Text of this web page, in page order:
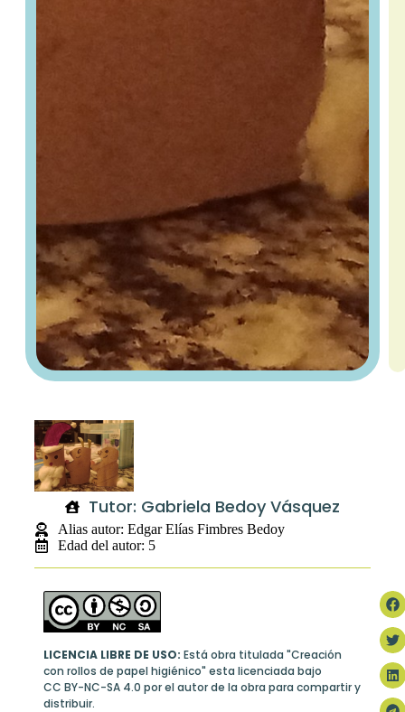
Tutor: Gabriela Bedoy Vásquez
Alias autor: Edgar Elías Fimbres Bedoy
Edad del autor: 5
LICENCIA LIBRE DE USO: Está obra titulada "Creación
con rollos de papel higiénico" esta licenciada bajo
CC BY-NC-SA 4.0 por el autor de la obra para compartir y
distribuir.